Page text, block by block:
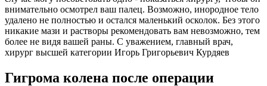
внимательно осмотрел ваш палец. Возможно, инородное тело
удалено не полностью и остался маленький осколок. Без этого
никакие мази и растворы рекомендовать вам невозможно, тем
более не видя вашей раны. С уважением, главный врач,
хирург высшей категории Игорь Григорьевич Курдяев
Гигрома колена после операции